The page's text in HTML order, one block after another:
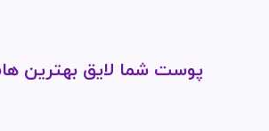
پوست شما لایق بهترین